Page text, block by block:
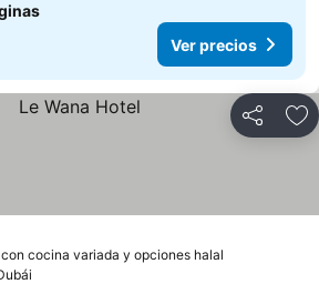
Ver precios
Compartir
cocina variada y opciones halal
precios